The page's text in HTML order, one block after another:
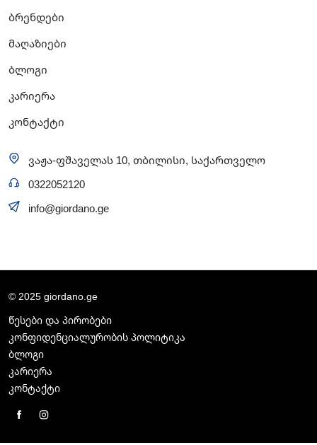
ბრენდები
მაღაზიები
ბლოგი
კარიერა
კონტაქტი
ვაჟა-ფშაველას 10, თბილისი, საქართველო
0322052120
info@giordano.ge
© 2025 giordano.ge
წესები და პირობები
კონფიდენციალურობის პოლიტიკა
ბლოგი
კარიერა
კონტაქტი